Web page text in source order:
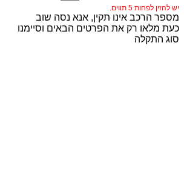
יש להזין לפחות 5 תווים.
מספר הרכב אינו תקין, אנא נסה שוב
כעת מלאו רק את הפרטים הבאים וסיימנו
סוג התקלה